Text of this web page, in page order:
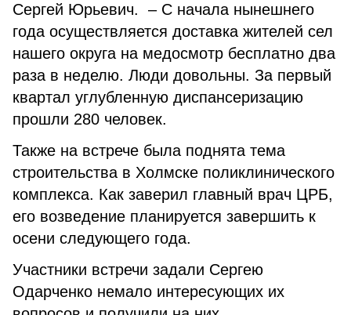
Сергей Юрьевич. – С начала нынешнего
года осуществляется доставка жителей сел
нашего округа на медосмотр бесплатно два
раза в неделю. Люди довольны. За первый
квартал углубленную диспансеризацию
прошли 280 человек.
Также на встрече была поднята тема
строительства в Холмске поликлинического
комплекса. Как заверил главный врач ЦРБ,
его возведение планируется завершить к
осени следующего года.
Участники встречи задали Сергею
Одарченко немало интересующих их